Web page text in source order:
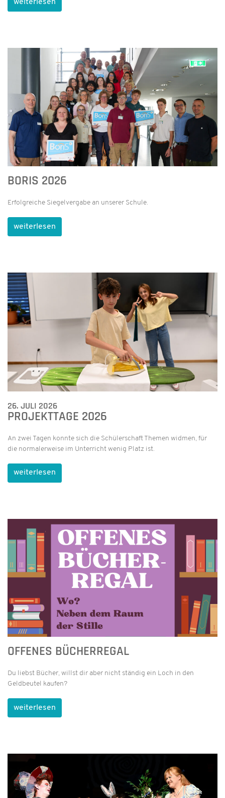
weiterlesen
BORIS 2026
Erfolgreiche Siegelvergabe an unserer Schule.
weiterlesen
26. JULI 2026
PROJEKTTAGE 2026
An zwei Tagen konnte sich die Schülerschaft Themen widmen, für
die normalerweise im Unterricht wenig Platz ist.
weiterlesen
OFFENES BÜCHERREGAL
Du liebst Bücher, willst dir aber nicht ständig ein Loch in den
Geldbeutel kaufen?
weiterlesen